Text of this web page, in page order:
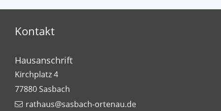
Kontakt
Hausanschrift
Kirchplatz 4
77880Sasbach
rathaus@sasbach-ortenau.de